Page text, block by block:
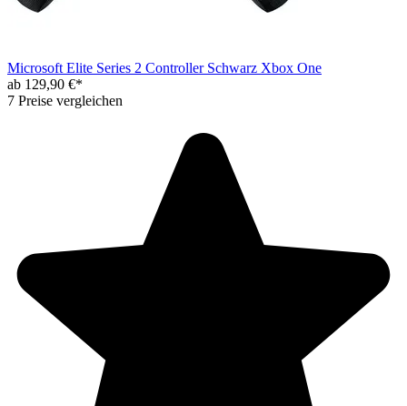
Microsoft Elite Series 2 Controller Schwarz Xbox One
ab 129,90 €*
7 Preise vergleichen